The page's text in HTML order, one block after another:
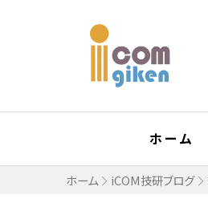
ホーム
ホーム iCOM技研ブログ